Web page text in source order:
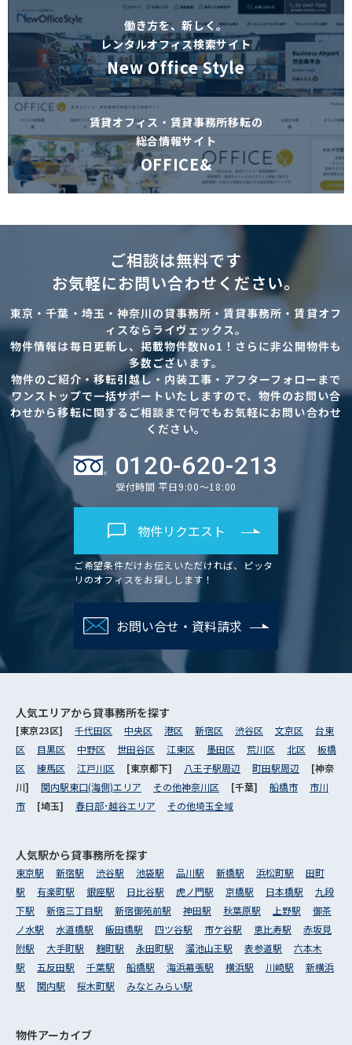
働き方を、新しく。
レンタルオフィス検索サイト
New Office Style
賃貸オフィス・賃貸事務所移転の
総合情報サイト
OFFICE&
ご相談は無料です
お気軽にお問い合わせください。
東京・千葉・埼玉・神奈川の貸事務所・賃貸事務所・賃貸オフ
ィスならライヴェックス。
物件情報は毎日更新し、掲載物件数No1！さらに非公開物件も
多数ございます。
物件のご紹介・移転引越し・内装工事・アフターフォローまで
ワンストップで一括サポートいたしますので、物件のお問い合
わせから移転に関するご相談まで何でもお気軽にお問い合わせ
ください。
0120-620-213
受付時間 平日9:00～18:00
物件リクエスト
ご希望条件だけお伝えいただければ、ピッタ
リのオフィスをお探しします！
お問い合せ・資料請求
人気エリアから貸事務所を探す
[東京23区] 千代田区 中央区 港区 新宿区 渋谷区 文京区
台東
区
目黒区 中野区 世田谷区 江東区 墨田区 荒川区 北区
板橋
区
練馬区 江戸川区 [東京都下] 八王子駅周辺 町田駅周辺
[神奈
川] 関内駅東口(海側)エリア その他神奈川区 [千葉] 船橋市
市川
市
[埼玉] 春日部･越谷エリア その他埼玉全域
人気駅から貸事務所を探す
東京駅 新宿駅 渋谷駅 池袋駅 品川駅 新橋駅 浜松町駅
田町
駅
有楽町駅 銀座駅 日比谷駅 虎ノ門駅 京橋駅 日本橋駅
九段
下駅
新宿三丁目駅 新宿御苑前駅 神田駅 秋葉原駅 上野駅
御茶
ノ水駅
水道橋駅 飯田橋駅 四ツ谷駅 市ケ谷駅 恵比寿駅
赤坂見
附駅
大手町駅 麹町駅 永田町駅 溜池山王駅 表参道駅
六本木
駅
五反田駅 千葉駅 船橋駅 海浜幕張駅 横浜駅 川崎駅
新横浜
駅
関内駅 桜木町駅 みなとみらい駅
物件アーカイブ